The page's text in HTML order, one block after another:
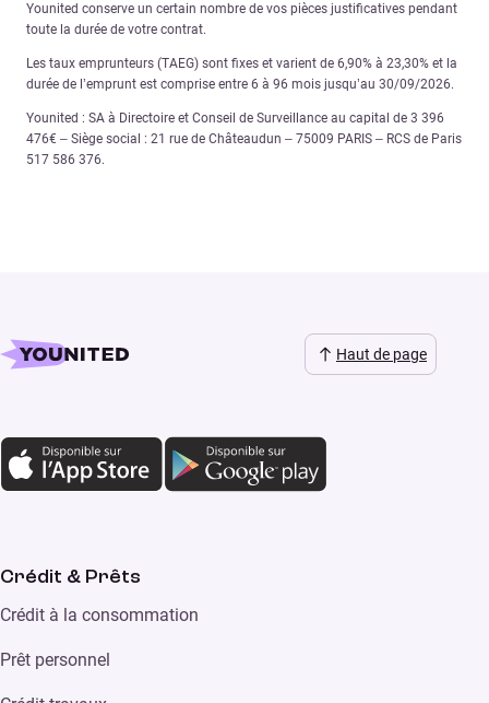
Younited conserve un certain nombre de vos pièces justificatives pendant
toute la durée de votre contrat.
Les taux emprunteurs (TAEG) sont fixes et varient de 6,90% à 23,30% et la
durée de l’emprunt est comprise entre 6 à 96 mois jusqu’au 30/09/2026.
Younited : SA à Directoire et Conseil de Surveillance au capital de 3 396
476€ – Siège social : 21 rue de Châteaudun – 75009 PARIS – RCS de Paris
517 586 376.
Haut de page
Crédit & Prêts
Crédit à la consommation
Prêt personnel